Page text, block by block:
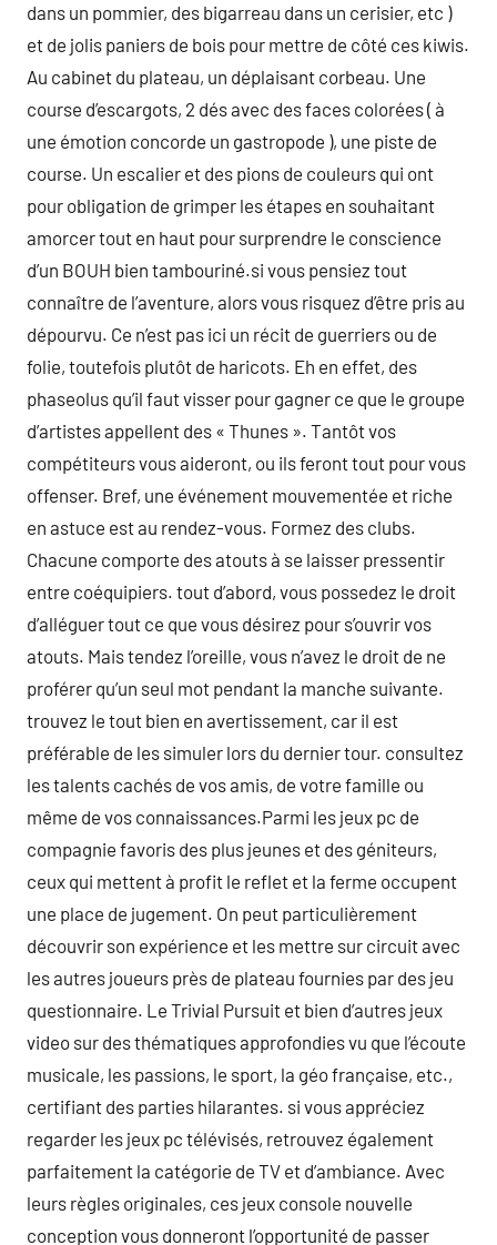
dans un pommier, des bigarreau dans un cerisier, etc )
et de jolis paniers de bois pour mettre de côté ces kiwis.
Au cabinet du plateau, un déplaisant corbeau. Une
course d’escargots, 2 dés avec des faces colorées ( à
une émotion concorde un gastropode ), une piste de
course. Un escalier et des pions de couleurs qui ont
pour obligation de grimper les étapes en souhaitant
amorcer tout en haut pour surprendre le conscience
d’un BOUH bien tambouriné.si vous pensiez tout
connaître de l’aventure, alors vous risquez d’être pris au
dépourvu. Ce n’est pas ici un récit de guerriers ou de
folie, toutefois plutôt de haricots. Eh en effet, des
phaseolus qu’il faut visser pour gagner ce que le groupe
d’artistes appellent des « Thunes ». Tantôt vos
compétiteurs vous aideront, ou ils feront tout pour vous
offenser. Bref, une événement mouvementée et riche
en astuce est au rendez-vous. Formez des clubs.
Chacune comporte des atouts à se laisser pressentir
entre coéquipiers. tout d’abord, vous possedez le droit
d’alléguer tout ce que vous désirez pour s’ouvrir vos
atouts. Mais tendez l’oreille, vous n’avez le droit de ne
proférer qu’un seul mot pendant la manche suivante.
trouvez le tout bien en avertissement, car il est
préférable de les simuler lors du dernier tour. consultez
les talents cachés de vos amis, de votre famille ou
même de vos connaissances.Parmi les jeux pc de
compagnie favoris des plus jeunes et des géniteurs,
ceux qui mettent à profit le reflet et la ferme occupent
une place de jugement. On peut particulièrement
découvrir son expérience et les mettre sur circuit avec
les autres joueurs près de plateau fournies par des jeu
questionnaire. Le Trivial Pursuit et bien d’autres jeux
video sur des thématiques approfondies vu que l’écoute
musicale, les passions, le sport, la géo française, etc.,
certifiant des parties hilarantes. si vous appréciez
regarder les jeux pc télévisés, retrouvez également
parfaitement la catégorie de TV et d’ambiance. Avec
leurs règles originales, ces jeux console nouvelle
conception vous donneront l’opportunité de passer